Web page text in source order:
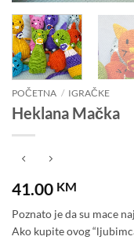
POČETNA / IGRAČKE
Heklana Mačka
41.00 KM
Poznato je da su mace
Ako kupite ovog